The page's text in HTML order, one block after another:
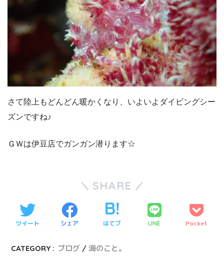
さて陸上もどんどん暖かくなり、いよいよダイビングシー
ズンですね♪
ＧＷは伊豆店でガンガン潜ります☆
SHARE
ツイート シェア はてブ LINE Pocket
CATEGORY : ブログ 海のこと。